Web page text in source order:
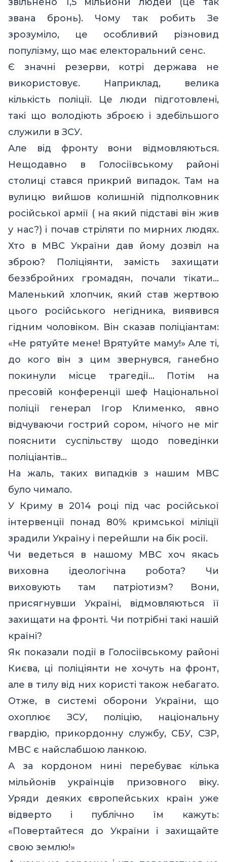
звана бронь). Чому так робить Зе
зрозуміло, це особливий різновид
популізму, що має електоральний сенс.
Є значні резерви, котрі держава не
використовує. Наприклад, велика
кількість поліції. Це люди підготовлені,
такі що володіють зброєю і здебільшого
служили в ЗСУ.
Але від фронту вони відмовляються.
Нещодавно в Голосіївському районі
столиці стався прикрий випадок. Там на
вулицю вийшов колишній підполковник
російської армії ( на який підставі він жив
у нас?) і почав стріляти по мирних людях.
Хто в МВС України дав йому дозвіл на
зброю? Поліціянти, замість захищати
беззбройних громадян, почали тікати…
Маленький хлопчик, який став жертвою
цього російського негідника, виявився
гідним чоловіком. Він сказав поліціантам:
«Не рятуйте мене! Врятуйте маму!» Але ті,
до кого він з цим звернувся, ганебно
покинули місце трагедії… Потім на
пресовій конференції шеф Національної
поліції генерал Ігор Клименко, явно
відчуваючи гострий сором, нічого не міг
пояснити суспільству щодо поведінки
поліціантів…
На жаль, таких випадків з нашим МВС
було чимало.
У Криму в 2014 році під час російської
інтервенції понад 80% кримської міліції
зрадили Україну і перейшли на бік росії.
Чи ведеться в нашому МВС хоч якась
виховна ідеологічна робота? Чи
виховують там патріотизм? Вони,
присягнувши Україні, відмовляються її
захищати на фронті. Чи потрібні такі нашій
країні?
Як показали події в Голосіївському районі
Києва, ці поліціянти не хочуть на фронт,
але в тилу від них користі також небагато.
Отже, в системі оборони України, що
охоплює ЗСУ, поліцію, національну
гвардію, прикордонну службу, СБУ, СЗР,
МВС є найслабшою ланкою.
А за кордоном нині перебуває кілька
мільйонів українців призовного віку.
Уряди деяких європейських країн уже
відверто і публічно їм кажуть:
«Повертайтеся до України і захищайте
свою землю!»